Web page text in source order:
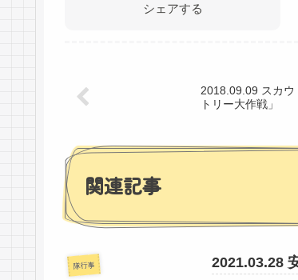
シェアする
2018.09.09 スカウ
トリー大作戦」
関連記事
隊行事 2021.03.28